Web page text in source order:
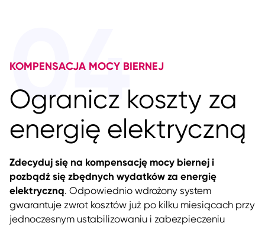
04
KOMPENSACJA MOCY BIERNEJ
Ogranicz koszty za
energię elektryczną
Zdecyduj się na kompensację mocy biernej i
pozbądź się zbędnych wydatków za energię
elektryczną. Odpowiednio wdrożony system
gwarantuje zwrot kosztów już po kilku miesiącach przy
jednoczesnym ustabilizowaniu i zabezpieczeniu